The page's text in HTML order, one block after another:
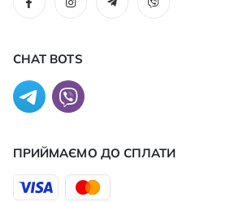
CHAT BOTS
ПРИЙМАЄМО ДО CПЛАТИ